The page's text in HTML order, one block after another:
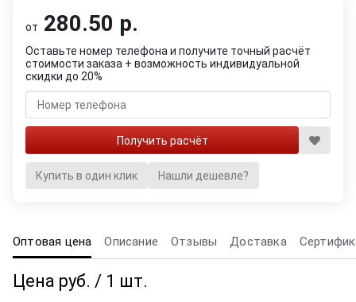
от 280.50 р.
Оставьте номер телефона и получите точный расчёт
стоимости заказа + возможность индивидуальной
скидки до 20%
Купить в один клик Нашли дешевле?
Оптовая цена Описание Отзывы Доставка
Цена руб. / 1 шт.